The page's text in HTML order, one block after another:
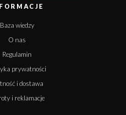
Baza wiedzy
O nas
Regulamin
prywatności
i dostawa
i reklamacje